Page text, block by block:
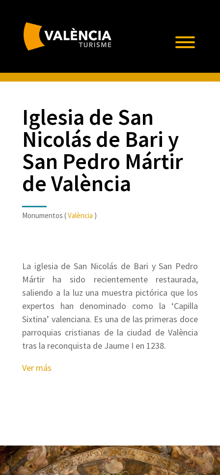
Iglesia de San
Nicolás de Bari y
San Pedro Mártir
de València
Monumentos (València )
La iglesia de San Nicolás de Bari y San Pedro
Mártir ha sido recientemente restaurada,
saliendo a la luz una muestra pictórica que los
expertos han denominado como la ‘Capilla
Sixtina’ valenciana. Es una de las primeras doce
parroquias cristianas de la ciudad de València
tras la reconquista de Jaume I en 1238.
Ver más